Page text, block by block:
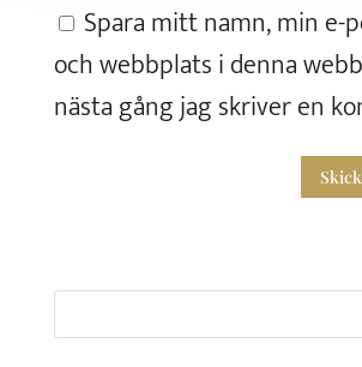
Spara mitt namn, min e-
och webbplats i denna
nästa gång jag skriver en
efter: